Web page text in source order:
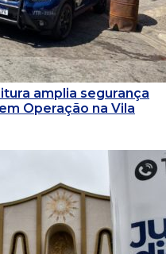
amplia segurança
Operação na Vila